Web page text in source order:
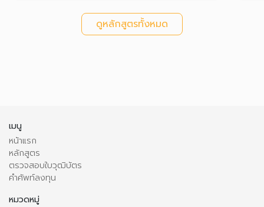
ดูหลักสูตรทั้งหมด
เมนู
หน้าแรก
หลักสูตร
ตรวจสอบใบวุฒิบัตร
คำศัพท์ลงทุน
หมวดหมู่